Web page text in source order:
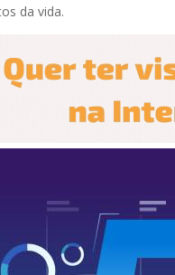
da vida.